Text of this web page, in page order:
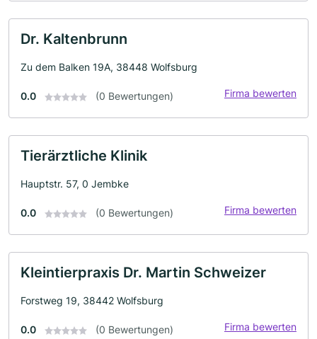
Dr. Kaltenbrunn
Zu dem Balken 19A, 38448 Wolfsburg
0.0 (0 Bewertungen) Firma bewerten
Tierärztliche Klinik
Hauptstr. 57, 0 Jembke
0.0 (0 Bewertungen) Firma bewerten
Kleintierpraxis Dr. Martin Schweizer
Forstweg 19, 38442 Wolfsburg
0.0 (0 Bewertungen) Firma bewerten